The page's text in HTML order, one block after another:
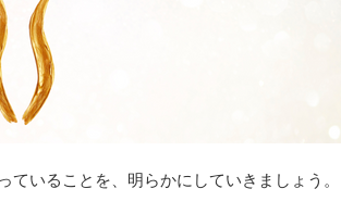
いることを、明らかにしていきましょう。